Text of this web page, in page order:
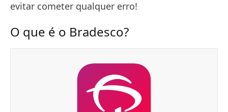
evitar cometer qualquer erro!
O que é o Bradesco?